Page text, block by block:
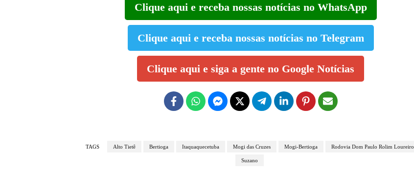
Clique aqui e receba nossas notícias no WhatsApp
Clique aqui e receba nossas notícias no Telegram
Clique aqui e siga a gente no Google Notícias
TAGS Alto Tietê Bertioga Itaquaquecetuba Mogi das Cruzes Mogi-Bertioga Rodovia Dom Paulo Rolim Loureiro
Suzano